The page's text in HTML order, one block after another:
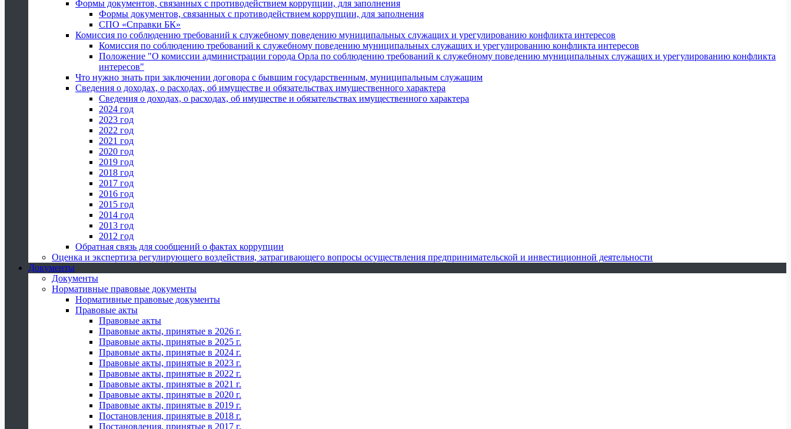
Формы документов, связанных с противодействием коррупции, для заполнения
Формы документов, связанных с противодействием коррупции, для заполнения
СПО «Справки БК»
Комиссия по соблюдению требований к служебному поведению муниципальных служащих и урегулированию конфликта интересов
Комиссия по соблюдению требований к служебному поведению муниципальных служащих и урегулированию конфликта интересов
Положение "О комиссии администрации города Орла по соблюдению требований к служебному поведению муниципальных служащих и урегулированию конфликта
интересов"
Что нужно знать при заключении договора с бывшим государственным, муниципальным служащим
Сведения о доходах, о расходах, об имуществе и обязательствах имущественного характера
Сведения о доходах, о расходах, об имуществе и обязательствах имущественного характера
2024 год
2023 год
2022 год
2021 год
2020 год
2019 год
2018 год
2017 год
2016 год
2015 год
2014 год
2013 год
2012 год
Обратная связь для сообщений о фактах коррупции
Оценка и экспертиза регулирующего воздействия, затрагивающего вопросы осуществления предпринимательской и инвестиционной деятельности
Документы
Документы
Нормативные правовые документы
Нормативные правовые документы
Правовые акты
Правовые акты
Правовые акты, принятые в 2026 г.
Правовые акты, принятые в 2025 г.
Правовые акты, принятые в 2024 г.
Правовые акты, принятые в 2023 г.
Правовые акты, принятые в 2022 г.
Правовые акты, принятые в 2021 г.
Правовые акты, принятые в 2020 г.
Правовые акты, принятые в 2019 г.
Постановления, принятые в 2018 г.
Постановления, принятые в 2017 г.